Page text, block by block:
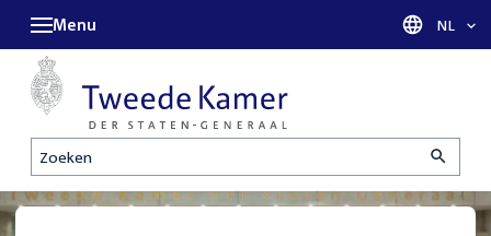
Zoeken
Menu Taal
NL